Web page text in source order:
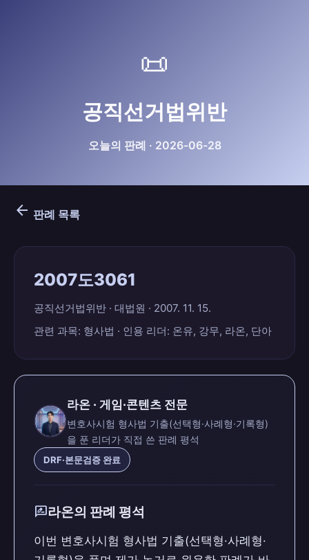
📜
공직선거법위반
오늘의 판례 · 2026-06-28
arrow_back 판례 목록
2007도3061
공직선거법위반 · 대법원 · 2007. 11. 15.
관련 과목: 형사법 · 인용 리더: 온유, 강무, 라온, 단아
라온 · 게임·콘텐츠 전문
변호사시험 형사법 기출(선택형·사례형·기록형)
을 푼 리더가 직접 쓴 판례 평석
DRF·본문검증 완료
rate_review라온의 판례 평석
이번 변호사시험 형사법 기출(선택형·사례형·